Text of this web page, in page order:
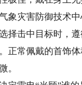
灾害防御技术中
击中目标时，遵
正常佩戴的首饰
。